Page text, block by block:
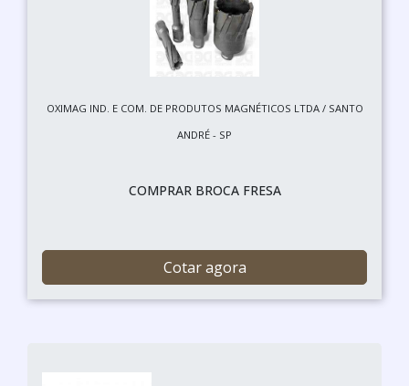
OXIMAG IND. E COM. DE PRODUTOS MAGNÉTICOS LTDA / SANTO
ANDRÉ - SP
COMPRAR BROCA FRESA
Cotar agora